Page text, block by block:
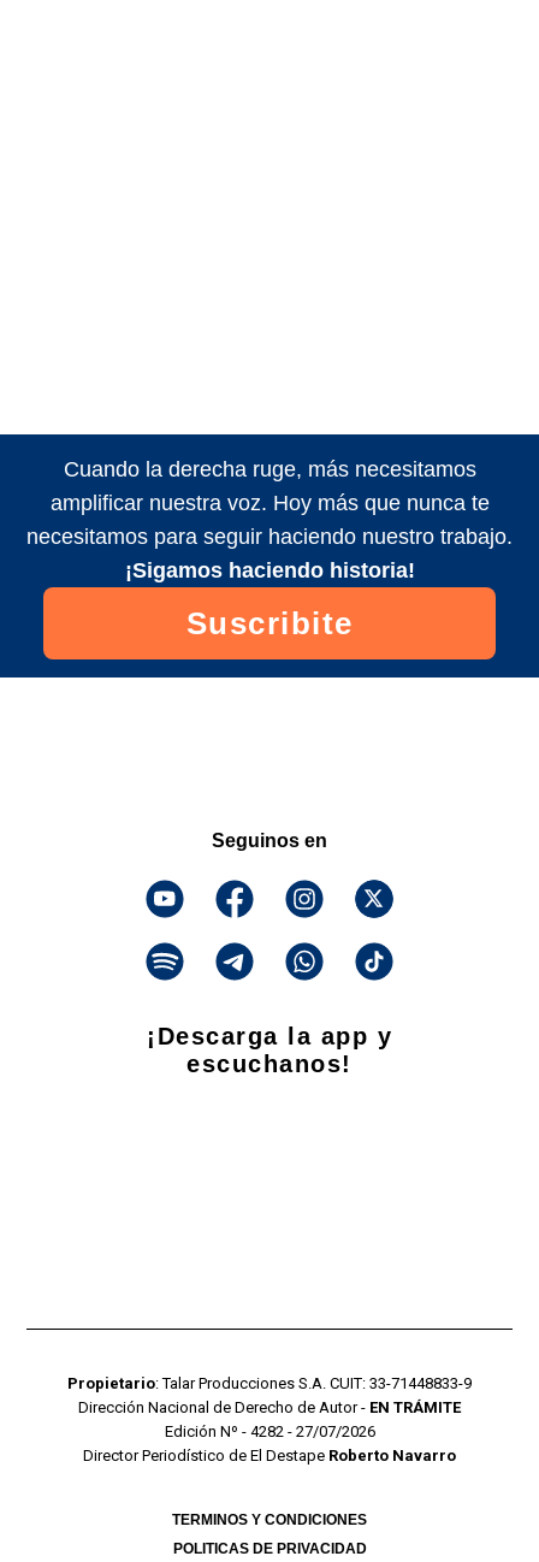
Cuando la derecha ruge, más necesitamos
amplificar nuestra voz. Hoy más que nunca te
necesitamos para seguir haciendo nuestro trabajo.
¡Sigamos haciendo historia!
Suscribite
Seguinos en
¡Descarga la app y
escuchanos!
Propietario: Talar Producciones S.A. CUIT: 33-71448833-9
Dirección Nacional de Derecho de Autor - EN TRÁMITE
Edición Nº - 4282 - 27/07/2026
Director Periodístico de El Destape Roberto Navarro
TERMINOS Y CONDICIONES
POLITICAS DE PRIVACIDAD